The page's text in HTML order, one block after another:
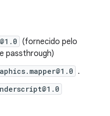
(fornecido pelo
passthrough)
.